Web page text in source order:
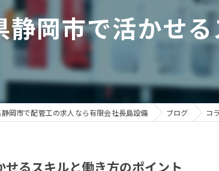
岡市で活かせ
岡市で配管工の求人なら有限会社長島設備 ブログ コ
るスキルと働き方のポイント